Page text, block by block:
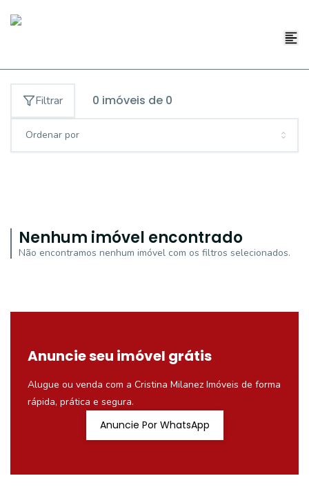
Filtrar 0 imóveis de 0
Ordenar por
Nenhum imóvel encontrado
Não encontramos nenhum imóvel com os filtros selecionados.
Anuncie seu imóvel grátis
Alugue ou venda com a Cristina Milanez Imóveis de forma
rápida, prática e segura.
Anuncie Por WhatsApp